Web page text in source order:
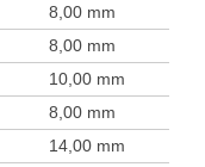
8,00 mm
8,00 mm
10,00 mm
8,00 mm
14,00 mm